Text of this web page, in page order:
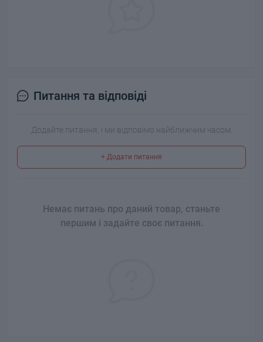
Питання та відповіді
Додайте питання, і ми відповімо найближчим часом.
+ Додати питання
Немає питань про даний товар, станьте
першим і задайте своє питання.